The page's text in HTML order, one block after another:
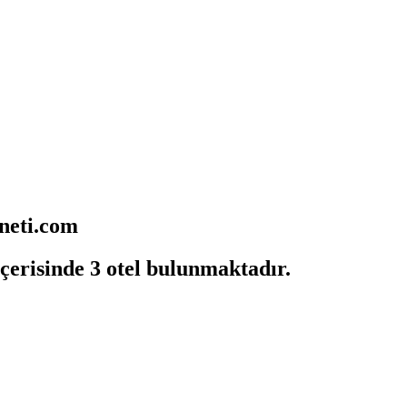
3 otel bulunmaktadır.